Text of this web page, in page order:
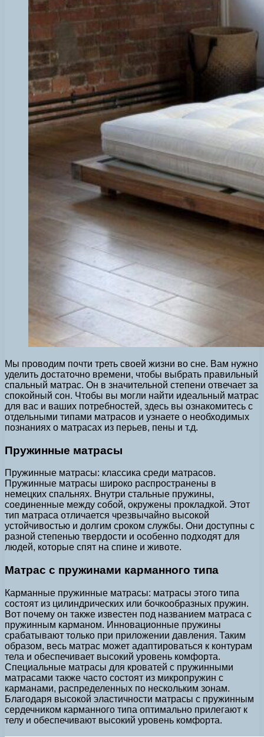
Мы проводим почти треть своей жизни во сне. Вам нужно
уделить достаточно времени, чтобы выбрать правильный
спальный матрас. Он в значительной степени отвечает за
спокойный сон. Чтобы вы могли найти идеальный матрас
для вас и ваших потребностей, здесь вы ознакомитесь с
отдельными типами матрасов и узнаете о необходимых
познаниях о матрасах из перьев, пены и т.д.
Пружинные матрасы
Пружинные матрасы: классика среди матрасов.
Пружинные матрасы широко распространены в
немецких спальнях. Внутри стальные пружины,
соединенные между собой, окружены прокладкой. Этот
тип матраса отличается чрезвычайно высокой
устойчивостью и долгим сроком службы. Они доступны с
разной степенью твердости и особенно подходят для
людей, которые спят на спине и животе.
Матрас с пружинами карманного типа
Карманные пружинные матрасы: матрасы этого типа
состоят из цилиндрических или бочкообразных пружин.
Вот почему он также известен под названием матраса с
пружинным карманом. Инновационные пружины
срабатывают только при приложении давления. Таким
образом, весь матрас может адаптироваться к контурам
тела и обеспечивает высокий уровень комфорта.
Специальные матрасы для кроватей с пружинными
матрасами также часто состоят из микропружин с
карманами, распределенных по нескольким зонам.
Благодаря высокой эластичности матрасы с пружинным
сердечником карманного типа оптимально прилегают к
телу и обеспечивают высокий уровень комфорта.